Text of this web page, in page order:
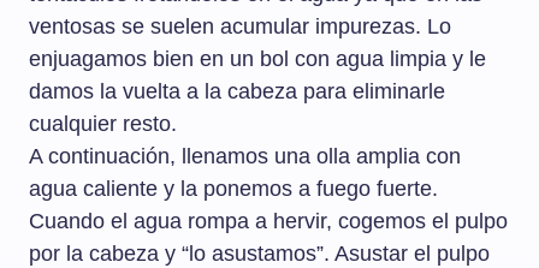
ventosas se suelen acumular impurezas. Lo
enjuagamos bien en un bol con agua limpia y le
damos la vuelta a la cabeza para eliminarle
cualquier resto.
A continuación, llenamos una olla amplia con
agua caliente y la ponemos a fuego fuerte.
Cuando el agua rompa a hervir, cogemos el pulpo
por la cabeza y “lo asustamos”. Asustar el pulpo